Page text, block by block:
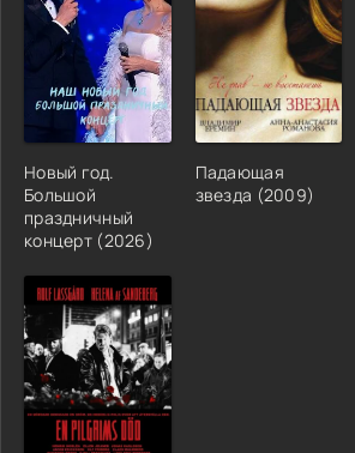
Новый год.
Большой
праздничный
концерт (2026)
Падающая
звезда (2009)